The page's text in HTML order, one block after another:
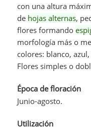
con una altura
de hojas alternas,
flores formando
morfología más o
colores: blanco,
Flores simples o
Época de floración
Junio-agosto.
Utilización